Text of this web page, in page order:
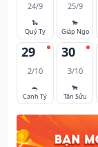
24/9
🐍
Quý Tỵ
25/9
🐎
Giáp Ngọ
29
2/10
🐀
Canh Tý
30
3/10
🐂
Tân Sửu